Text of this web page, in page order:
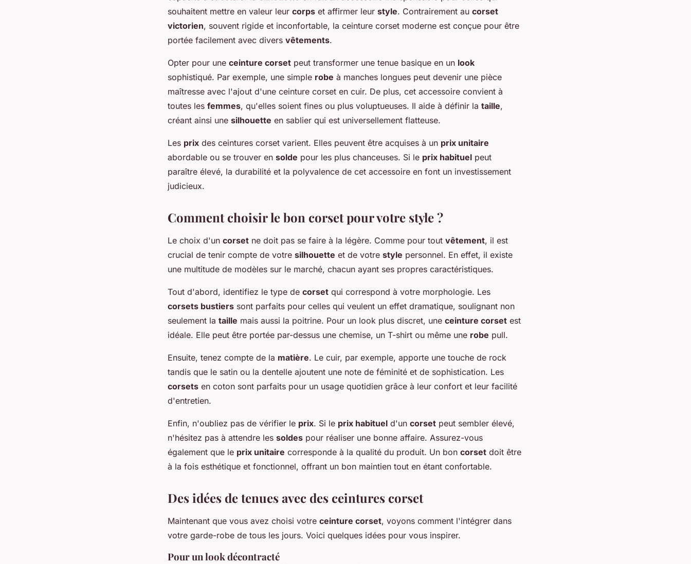
souhaitent mettre en valeur leur corps et affirmer leur style. Contrairement au corset
victorien, souvent rigide et inconfortable, la ceinture corset moderne est conçue pour être
portée facilement avec divers vêtements.
Opter pour une ceinture corset peut transformer une tenue basique en un look
sophistiqué. Par exemple, une simple robe à manches longues peut devenir une pièce
maîtresse avec l'ajout d'une ceinture corset en cuir. De plus, cet accessoire convient à
toutes les femmes, qu'elles soient fines ou plus voluptueuses. Il aide à définir la taille,
créant ainsi une silhouette en sablier qui est universellement flatteuse.
Les prix des ceintures corset varient. Elles peuvent être acquises à un prix unitaire
abordable ou se trouver en solde pour les plus chanceuses. Si le prix habituel peut
paraître élevé, la durabilité et la polyvalence de cet accessoire en font un investissement
judicieux.
Comment choisir le bon corset pour votre style ?
Le choix d'un corset ne doit pas se faire à la légère. Comme pour tout vêtement, il est
crucial de tenir compte de votre silhouette et de votre style personnel. En effet, il existe
une multitude de modèles sur le marché, chacun ayant ses propres caractéristiques.
Tout d'abord, identifiez le type de corset qui correspond à votre morphologie. Les
corsets bustiers sont parfaits pour celles qui veulent un effet dramatique, soulignant non
seulement la taille mais aussi la poitrine. Pour un look plus discret, une ceinture corset est
idéale. Elle peut être portée par-dessus une chemise, un T-shirt ou même une robe pull.
Ensuite, tenez compte de la matière. Le cuir, par exemple, apporte une touche de rock
tandis que le satin ou la dentelle ajoutent une note de féminité et de sophistication. Les
corsets en coton sont parfaits pour un usage quotidien grâce à leur confort et leur facilité
d'entretien.
Enfin, n'oubliez pas de vérifier le prix. Si le prix habituel d'un corset peut sembler élevé,
n'hésitez pas à attendre les soldes pour réaliser une bonne affaire. Assurez-vous
également que le prix unitaire corresponde à la qualité du produit. Un bon corset doit être
à la fois esthétique et fonctionnel, offrant un bon maintien tout en étant confortable.
Des idées de tenues avec des ceintures corset
Maintenant que vous avez choisi votre ceinture corset, voyons comment l'intégrer dans
votre garde-robe de tous les jours. Voici quelques idées pour vous inspirer.
Pour un look décontracté